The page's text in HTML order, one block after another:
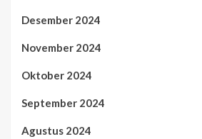
Desember 2024
November 2024
Oktober 2024
September 2024
Agustus 2024